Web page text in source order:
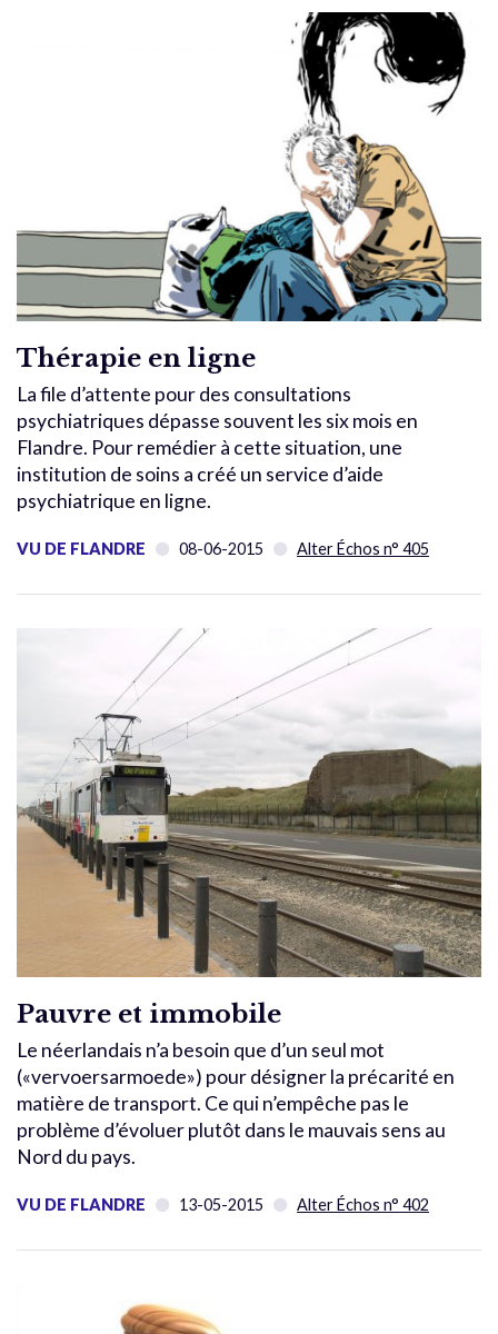
Thérapie en ligne
La file d’attente pour des consultations
psychiatriques dépasse souvent les six mois en
Flandre. Pour remédier à cette situation, une
institution de soins a créé un service d’aide
psychiatrique en ligne.
VU DE FLANDRE 08-06-2015 Alter Échos n° 405
Pauvre et immobile
Le néerlandais n’a besoin que d’un seul mot
(«vervoersarmoede») pour désigner la précarité en
matière de transport. Ce qui n’empêche pas le
problème d’évoluer plutôt dans le mauvais sens au
Nord du pays.
VU DE FLANDRE 13-05-2015 Alter Échos n° 402